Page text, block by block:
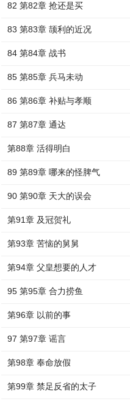
82 第82章 抢还是买
83 第83章 颉利的近况
84 第84章 战书
85 第85章 兵马未动
86 第86章 补贴与孝顺
87 第87章 通达
第88章 活得明白
89 第89章 哪来的怪脾气
90 第90章 天大的误会
第91章 及冠贺礼
第93章 苦恼的舅舅
第94章 父皇想要的人才
95 第95章 合力捞鱼
第96章 以前的事
97 第97章 谣言
第98章 奉命放假
第99章 禁足反省的太子